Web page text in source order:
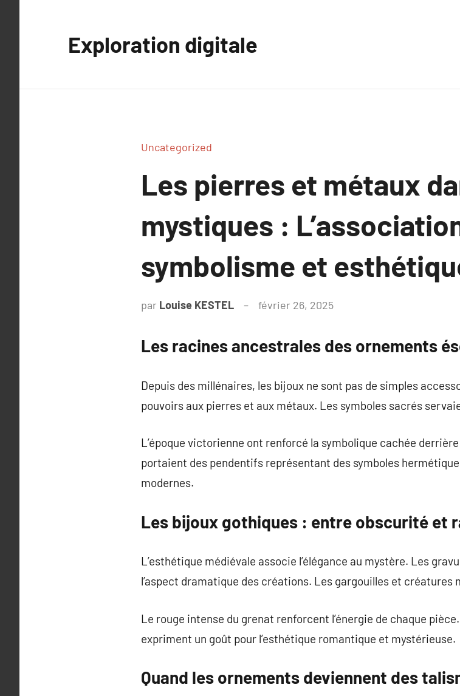
Exploration digitale
Uncategorized
Les pierres et métaux
mystiques :
symbolisme et
par Louise KESTEL février 26, 2025
Les racines ancestrales des ornements
Depuis des millénaires, les bijoux ne sont pas de simples
pouvoirs aux pierres et aux métaux. Les symboles sacrés
L’époque victorienne ont renforcé la symbolique cachée
portaient des pendentifs représentant des symboles
modernes.
Les bijoux gothiques : entre obscurité et
L’esthétique médiévale associe l’élégance au mystère. Les
l’aspect dramatique des créations. Les gargouilles et créatures
Le rouge intense du grenat renforcent l’énergie de chaque
expriment un goût pour l’esthétique romantique et mystérieuse.
Quand les ornements deviennent des